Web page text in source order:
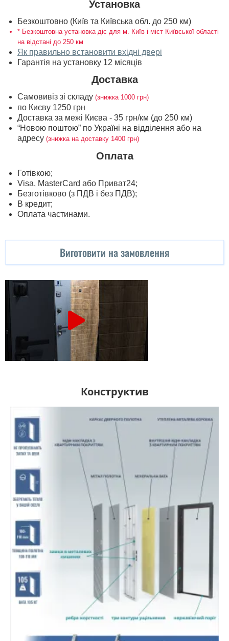
Установка
Безкоштовно (Київ та Київська обл. до 250 км)
* Безкоштовна установка діє для м. Київ і міст Київської області
на відстані до 250 км
Як правильно встановити вхідні двері
Гарантія на установку 12 місяців
Доставка
Самовивіз зі складу (знижка 1000 грн)
по Києву 1250 грн
Доставка за межі Києва - 35 грн/км (до 250 км)
“Новою поштою” по Україні на відділення або на
адресу (знижка на доставку 1400 грн)
Оплата
Готівкою;
Visa, MasterСard або Приват24;
Безготівково (з ПДВ і без ПДВ);
В кредит;
Оплата частинами.
Виготовити на замовлення
Конструктив